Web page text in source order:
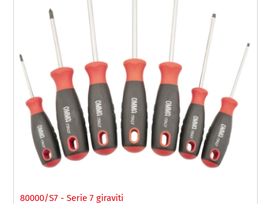
80000/S7 - Serie 7 giraviti